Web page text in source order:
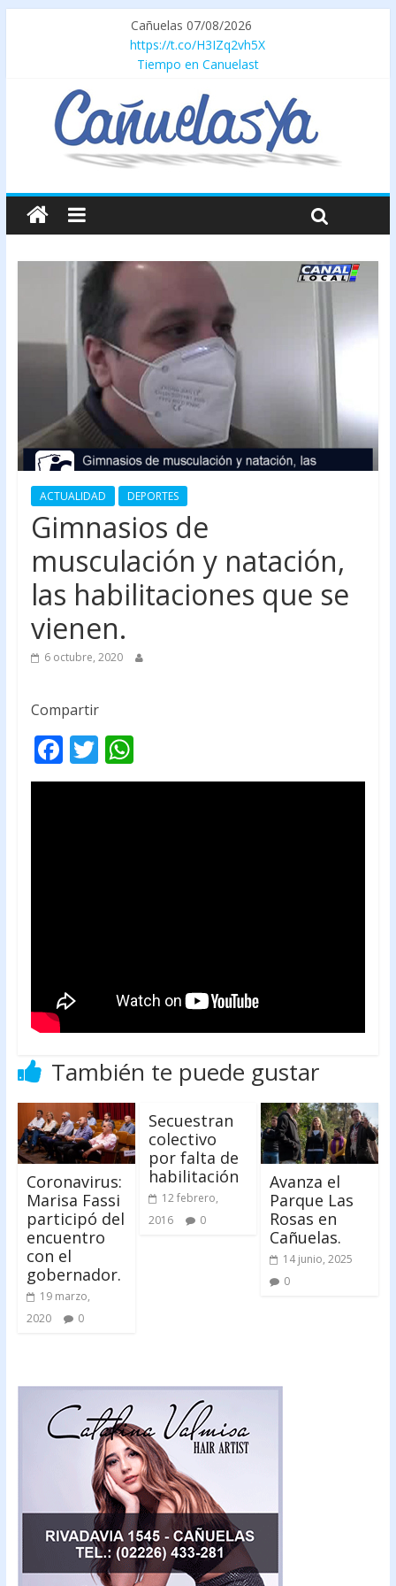
Cañuelas 07/08/2026
https://t.co/H3IZq2vh5X
Tiempo en Canuelast
ACTUALIDAD DEPORTES
Gimnasios de
musculación y natación,
las habilitaciones que se
vienen.
6 octubre, 2020
Compartir
F
ac
T
w
W
h
También te puede gustar
Coronavirus:
Marisa Fassi
participó del
encuentro
con el
gobernador.
19 marzo,
2020
0
Secuestran
colectivo
por falta de
habilitación
12 febrero,
2016
0
Avanza el
Parque Las
Rosas en
Cañuelas.
14 junio, 2025
0